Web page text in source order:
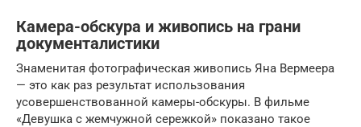
Камера-обскура и живопись на грани
документалистики
Знаменитая фотографическая живопись Яна Вермеера
— это как раз результат использования
усовершенствованной камеры-обскуры. В фильме
«Девушка с жемчужной сережкой» показано такое